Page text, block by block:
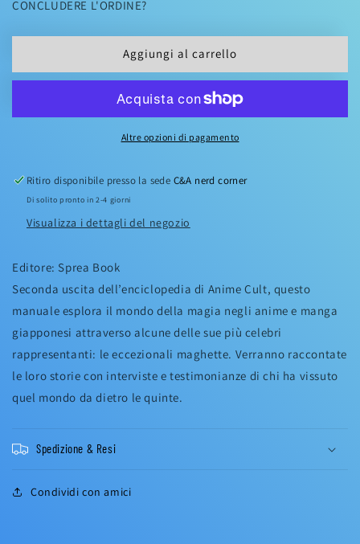
ENCICLOPEDIA
DELLE
ENCICLOPEDIA
CLUB
DELLE
MAGHETTE
CONCLUDERE L'ORDINE?
Aggiungi al carrello
Altre opzioni di pagamento
Ritiro disponibile presso la sede C&A nerd corner
Di solito pronto in 2-4 giorni
Visualizza i dettagli del negozio
Editore: Sprea Book
Seconda uscita dell’enciclopedia di Anime Cult, questo
manuale esplora il mondo della magia negli anime e manga
giapponesi attraverso alcune delle sue più celebri
rappresentanti: le eccezionali maghette. Verranno raccontate
le loro storie con interviste e testimonianze di chi ha vissuto
quel mondo da dietro le quinte.
Spedizione & Resi
Condividi con amici